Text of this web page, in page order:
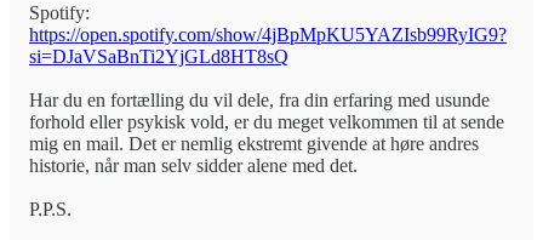
Spotify:
https://open.spotify.com/show/4jBpMpKU5YAZIsb99RyIG9?
si=DJaVSaBnTi2YjGLd8HT8sQ
Har du en fortælling du vil dele, fra din erfaring med usunde
forhold eller psykisk vold, er du meget velkommen til at sende
mig en mail. Det er nemlig ekstremt givende at høre andres
historie, når man selv sidder alene med det.
P.P.S.